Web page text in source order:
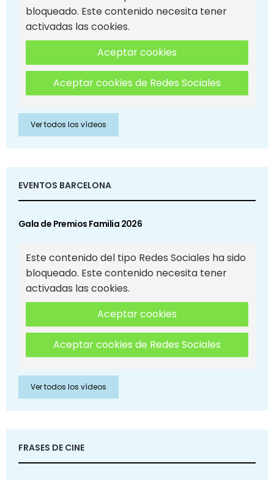
bloqueado. Este contenido necesita tener
activadas las cookies.
Aceptar cookies
Aceptar cookies de Redes Sociales
Ver todos los vídeos
EVENTOS BARCELONA
Gala de Premios Familia 2026
Este contenido del tipo Redes Sociales ha sido
bloqueado. Este contenido necesita tener
activadas las cookies.
Aceptar cookies
Aceptar cookies de Redes Sociales
Ver todos los vídeos
FRASES DE CINE